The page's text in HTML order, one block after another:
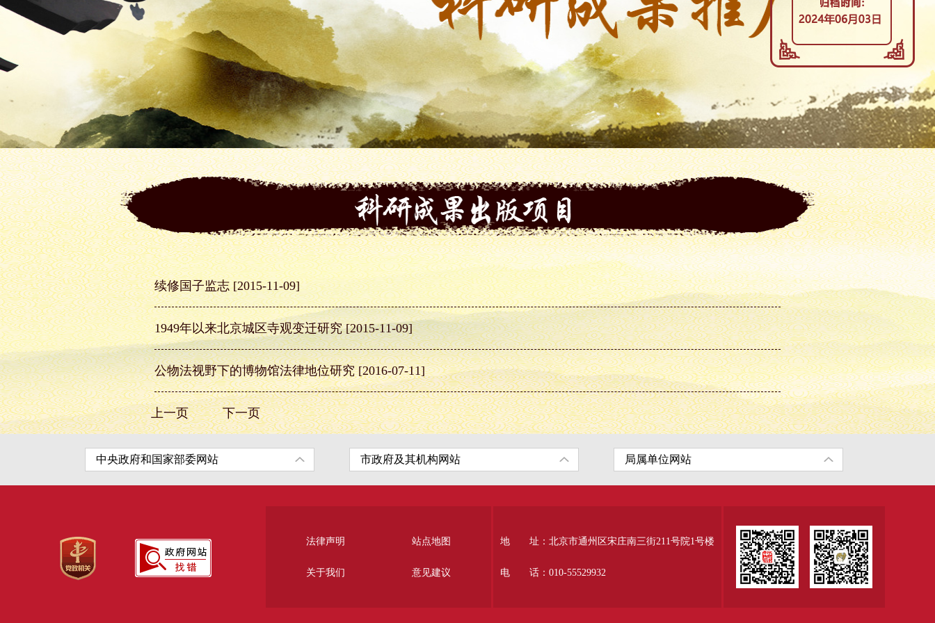
续修国子监志 [2015-11-09]
1949年以来北京城区寺观变迁研究 [2015-11-09]
公物法视野下的博物馆法律地位研究 [2016-07-11]
上一页 下一页
法律声明 站点地图
关于我们 意见建议
地 址：北京市通州区宋庄南三街211号院1号楼
电 话：010-55529932